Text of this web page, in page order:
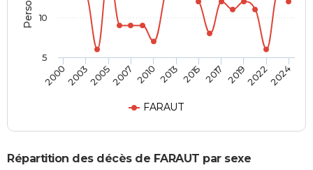
FARAUT
2000200320052007 2010 2013 2015 2017 201920222024
5
10
Répartition des décès de FARAUT par sexe